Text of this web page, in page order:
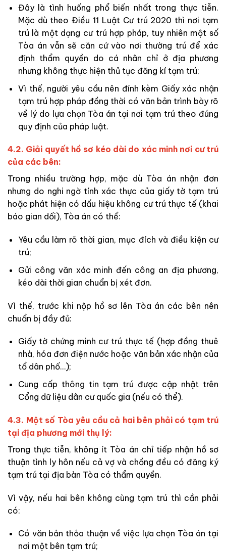
Đây là tình huống phổ biến nhất trong thực tiễn.
Mặc dù theo Điều 11 Luật Cư trú 2020 thì nơi tạm
trú là một dạng cư trú hợp pháp, tuy nhiên một số
Tòa án vẫn sẽ căn cứ vào nơi thường trú để xác
định thẩm quyền do cá nhân chỉ ở địa phương
nhưng không thực hiện thủ tục đăng kí tạm trú;
Vì thế, người yêu cầu nên đính kèm Giấy xác nhận
tạm trú hợp pháp đồng thời có văn bản trình bày rõ
về lý do lựa chọn Tòa án tại nơi tạm trú theo đúng
quy định của pháp luật.
4.2. Giải quyết hồ sơ kéo dài do xác minh nơi cư trú
của các bên:
Trong nhiều trường hợp, mặc dù Tòa án nhận đơn
nhưng do nghi ngờ tính xác thực của giấy tờ tạm trú
hoặc phát hiện có dấu hiệu không cư trú thực tế (khai
báo gian dối), Tòa án có thể:
Yêu cầu làm rõ thời gian, mục đích và điều kiện cư
trú;
Gửi công văn xác minh đến công an địa phương,
kéo dài thời gian chuẩn bị xét đơn.
Vì thế, trước khi nộp hồ sơ lên Tòa án các bên nên
chuẩn bị đầy đủ:
Giấy tờ chứng minh cư trú thực tế (hợp đồng thuê
nhà, hóa đơn điện nước hoặc văn bản xác nhận của
tổ dân phố…);
Cung cấp thông tin tạm trú được cập nhật trên
Cổng dữ liệu dân cư quốc gia (nếu có thể).
4.3. Một số Tòa yêu cầu cả hai bên phải có tạm trú
tại địa phương mới thụ lý:
Trong thực tiễn, không ít Tòa án chỉ tiếp nhận hồ sơ
thuận tình ly hôn nếu cả vợ và chồng đều có đăng ký
tạm trú tại địa bàn Tòa có thẩm quyền.
Vì vậy, nếu hai bên không cùng tạm trú thì cần phải
có:
Có văn bản thỏa thuận về việc lựa chọn Tòa án tại
nơi một bên tạm trú;